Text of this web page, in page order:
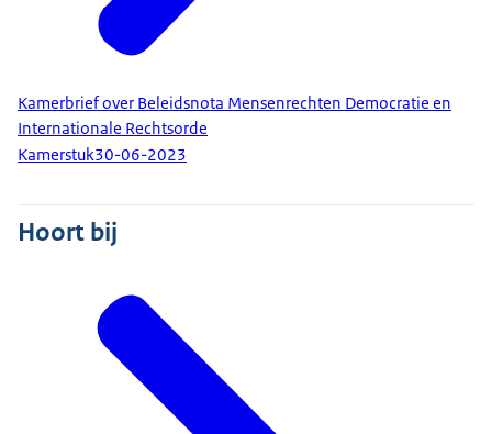
Kamerbrief over Beleidsnota Mensenrechten Democratie en
Internationale Rechtsorde
Kamerstuk30-06-2023
Hoort bij